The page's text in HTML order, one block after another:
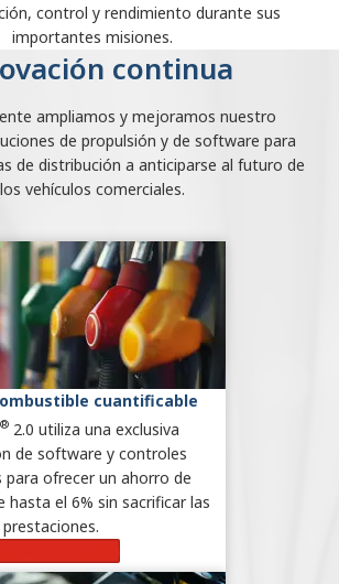
control y rendimiento durante sus
importantes misiones.
continua
ampliamos y mejoramos nuestro
de propulsión y de software para
de distribución a anticiparse al futuro de
los vehículos comerciales.
cuantificable
®2.0 utiliza una exclusiva
de software y controles
para ofrecer un ahorro de
hasta el 6% sin sacrificar las
prestaciones.